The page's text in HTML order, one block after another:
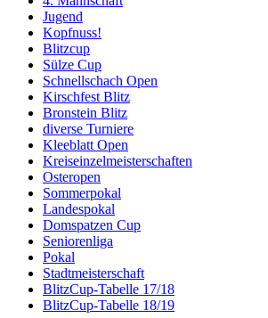
Jugend
Kopfnuss!
Blitzcup
Sülze Cup
Schnellschach Open
Kirschfest Blitz
Bronstein Blitz
diverse Turniere
Kleeblatt Open
Kreiseinzelmeisterschaften
Osteropen
Sommerpokal
Landespokal
Domspatzen Cup
Seniorenliga
Pokal
Stadtmeisterschaft
BlitzCup-Tabelle 17/18
BlitzCup-Tabelle 18/19